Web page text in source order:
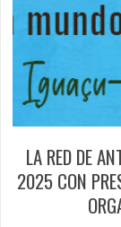
LA RED DE
2025 CON